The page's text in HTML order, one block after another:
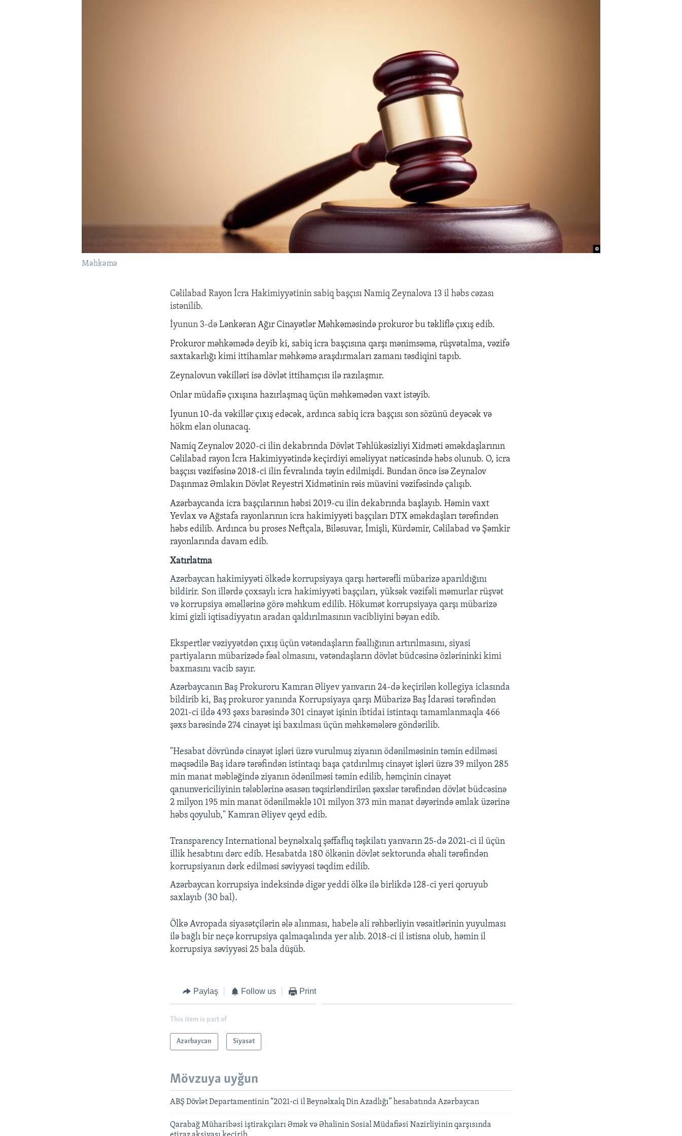
Məhkəmə
Cəlilabad Rayon İcra Hakimiyyətinin sabiq başçısı Namiq Zeynalova 13 il həbs cəzası
istənilib.
İyunun 3-dəLənkəran Ağır Cinayətlər Məhkəməsində prokuror bu təkliflə çıxış edib.
Prokuror məhkəmədə deyib ki, sabiq icra başçısına qarşı mənimsəmə, rüşvətalma, vəzifə
saxtakarlığı kimi ittihamlar məhkəmə araşdırmaları zamanı təsdiqini tapıb.
Zeynalovun vəkilləri isə dövlət ittihamçısı ilə razılaşmır.
Onlar müdafiə çıxışına hazırlaşmaq üçün məhkəmədən vaxt istəyib.
İyunun 10-da vəkillər çıxış edəcək, ardınca sabiq icra başçısı son sözünü deyəcək və
hökm elan olunacaq.
Namiq Zeynalov 2020-ci ilin dekabrında Dövlət Təhlükəsizliyi Xidməti əməkdaşlarının
Cəlilabad rayon İcra Hakimiyyətində keçirdiyi əməliyyat nəticəsində həbs olunub. O, icra
başçısı vəzifəsinə 2018-ci ilin fevralında təyin edilmişdi. Bundan öncə isə Zeynalov
Daşınmaz Əmlakın Dövlət Reyestri Xidmətinin rəis müavini vəzifəsində çalışıb.
Azərbaycanda icra başçılarının həbsi 2019-cu ilin dekabrında başlayıb. Həmin vaxt
Yevlax və Ağstafa rayonlarının icra hakimiyyəti başçıları DTX əməkdaşları tərəfindən
həbs edilib. Ardınca bu proses Neftçala, Biləsuvar, İmişli, Kürdəmir, Cəlilabad və Şəmkir
rayonlarında davam edib.
Xatırlatma
Azərbaycan hakimiyyətiölkədə korrupsiyaya qarşı hərtərəfli mübarizə aparıldığını
bildirir. Son illərdə çoxsaylı icra hakimiyyəti başçıları, yüksək vəzifəli məmurlar rüşvət
və korrupsiya əməllərinə görə məhkum edilib. Hökumət korrupsiyaya qarşı mübarizə
kimi gizli iqtisadiyyatın aradan qaldırılmasının vacibliyini bəyan edib.
Ekspertlər vəziyyətdən çıxış üçün vətəndaşların fəallığının artırılmasını, siyasi
partiyaların mübarizədə fəal olmasını, vətəndaşların dövlət büdcəsinə özlərininki kimi
baxmasını vacib sayır.
Azərbaycanın Baş Prokuroru KamranƏliyev yanvarın 24-də keçirilən kollegiya iclasında
bildirib ki, Baş prokuror yanında Korrupsiyaya qarşı Mübarizə Baş İdarəsi tərəfindən
2021-ci ildə 493şəxs barəsində 301 cinayət işinin ibtidai istintaqı tamamlanmaqla 466
şəxs barəsində 274 cinayət işi baxılması üçün məhkəmələrə göndərilib.
"Hesabat dövründə cinayət işləriüzrə vurulmuş ziyanınödənilməsinin təmin edilməsi
məqsədilə Baş idarə tərəfindən istintaqı başaçatdırılmış cinayət işləriüzrə 39 milyon 285
min manat məbləğində ziyanınödənilməsi təmin edilib, həmçinin cinayət
qanunvericiliyinin tələblərinə əsasən təqsirləndirilənşəxslər tərəfindən dövlət büdcəsinə
2 milyon 195 min manat ödənilməklə 101 milyon 373 min manat dəyərində əmlaküzərinə
həbs qoyulub," KamranƏliyev qeyd edib.
Transparency International beynəlxalq şəffaflıq təşkilatı yanvarın 25-də 2021-ci il üçün
illik hesabtını dərc edib. Hesabatda 180 ölkənin dövlət sektorunda əhali tərəfindən
korrupsiyanın dərk edilməsi səviyyəsi təqdim edilib.
Azərbaycan korrupsiya indeksində digər yeddiölkə ilə birlikdə 128-ci yeri qoruyub
saxlayıb (30 bal).
Ölkə Avropada siyasətçilərin ələ alınması, habelə ali rəhbərliyin vəsaitlərinin yuyulması
ilə bağlı bir neçə korrupsiya qalmaqalında yer alıb. 2018-ci il istisna olub, həmin il
korrupsiya səviyyəsi 25 bala düşüb.
Paylaş Follow us Print
This item is part of
Azərbaycan Siyasət
Mövzuya uyğun
ABŞ Dövlət Departamentinin “2021-ci il Beynəlxalq Din Azadlığı” hesabatında Azərbaycan
Qarabağ Müharibəsi iştirakçıları Əmək və Əhalinin Sosial Müdafiəsi Nazirliyinin qarşısında